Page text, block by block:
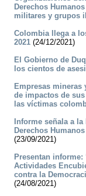
Derechos
militares y grupos
Colombia llega a
2021 (24/12/2021)
El Gobierno de
los cientos de
Empresas mineras
de impactos de
las víctimas
Informe señala a
Derechos
(23/09/2021)
Presentan informe:
Actividades
contra la
(24/08/2021)